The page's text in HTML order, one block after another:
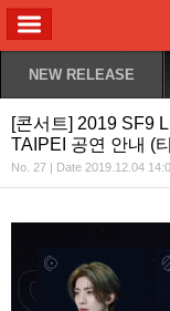
NEW RELEASE
[콘서트] 2019 SF9
TAIPEI 공연 안내 (
No. 27 | Date 2019.12.04